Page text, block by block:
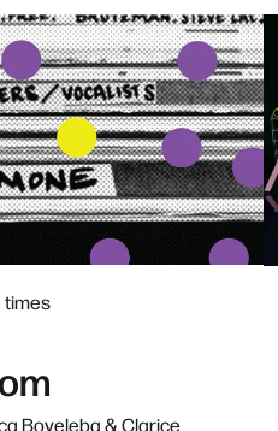
Boyeleba & Clarice
times